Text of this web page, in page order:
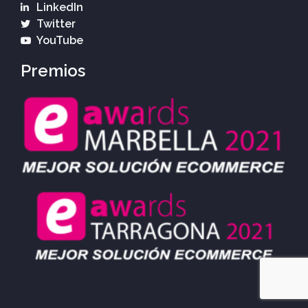
LinkedIn
Twitter
YouTube
Premios